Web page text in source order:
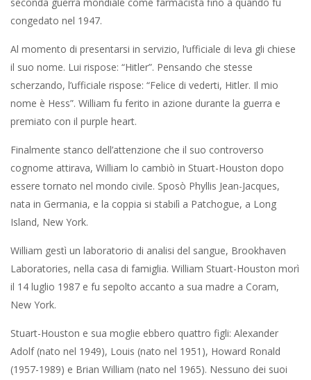
congedato nel 1947.
Al momento di presentarsi in servizio, l’ufficiale di leva gli chiese
il suo nome. Lui rispose: “Hitler”. Pensando che stesse
scherzando, l’ufficiale rispose: “Felice di vederti, Hitler. Il mio
nome è Hess”. William fu ferito in azione durante la guerra e
premiato con il purple heart.
Finalmente stanco dell’attenzione che il suo controverso
cognome attirava, William lo cambiò in Stuart-Houston dopo
essere tornato nel mondo civile. Sposò Phyllis Jean-Jacques,
nata in Germania, e la coppia si stabilì a Patchogue, a Long
Island, New York.
William gestì un laboratorio di analisi del sangue, Brookhaven
Laboratories, nella casa di famiglia. William Stuart-Houston morì
il 14 luglio 1987 e fu sepolto accanto a sua madre a Coram,
New York.
Stuart-Houston e sua moglie ebbero quattro figli: Alexander
Adolf (nato nel 1949), Louis (nato nel 1951), Howard Ronald
(1957-1989) e Brian William (nato nel 1965). Nessuno dei suoi